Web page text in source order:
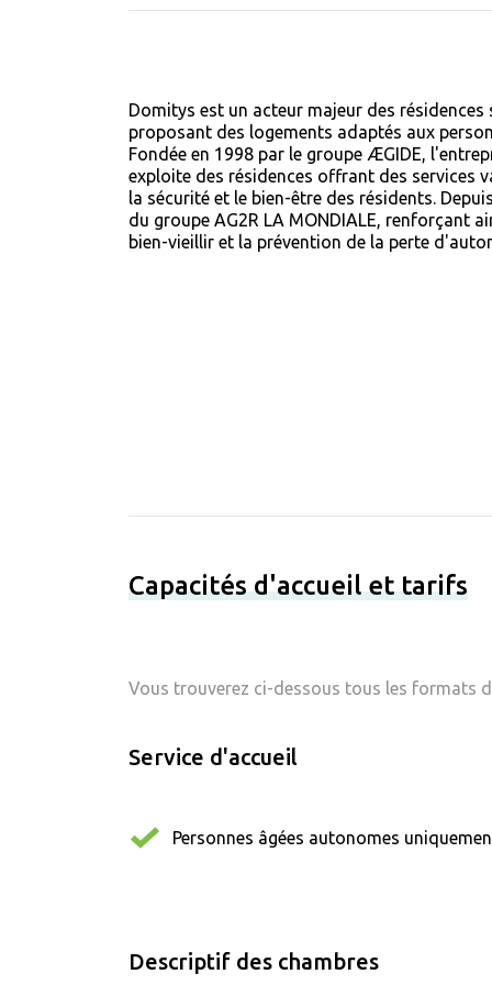
Domitys est un acteur majeur des résidences
proposant des logements adaptés aux
Fondée en 1998 par le groupe ÆGIDE,
exploite des résidences offrant des services
la sécurité et le bien-être des résidents.
du groupe AG2R LA MONDIALE, renforçant
bien-vieillir et la prévention de la perte
Capacités d'accueil et tarifs
Vous trouverez ci-dessous tous les formats
Service d'accueil
Personnes âgées autonomes
Descriptif des chambres